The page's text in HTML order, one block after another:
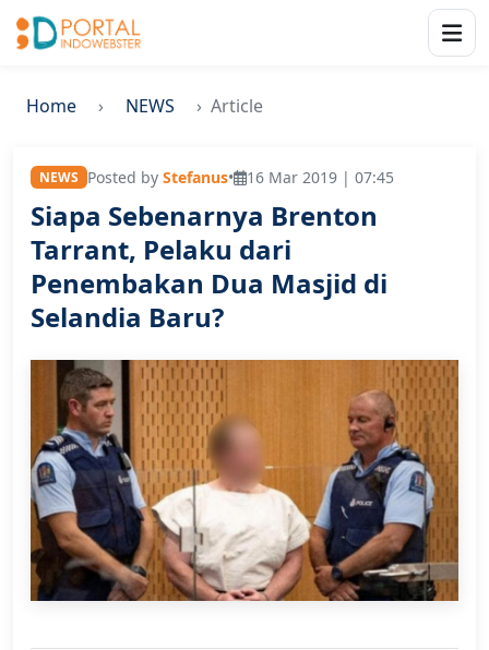
Home NEWS Article
NEWS Posted by Stefanus• 16 Mar 2019 | 07:45
Siapa Sebenarnya Brenton
Tarrant, Pelaku dari
Penembakan Dua Masjid di
Selandia Baru?